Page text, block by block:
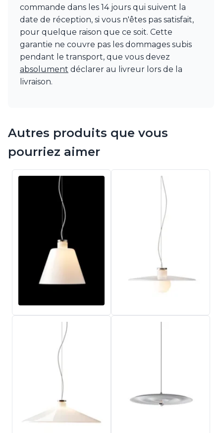
commande dans les 14 jours qui suivent la
date de réception, si vous n'êtes pas satisfait,
pour quelque raison que ce soit. Cette
garantie ne couvre pas les dommages subis
pendant le transport, que vous devez
absolument déclarer au livreur lors de la
livraison.
Autres produits que vous
pourriez aimer